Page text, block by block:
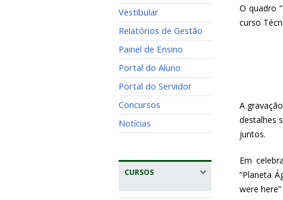
Vestibular
Relatórios de Gestão
Painel de Ensino
Portal do Aluno
Portal do Servidor
Concursos
Notícias
CURSOS
O quadro
curso
A
destalhes
juntos.
Em
“Planeta
were